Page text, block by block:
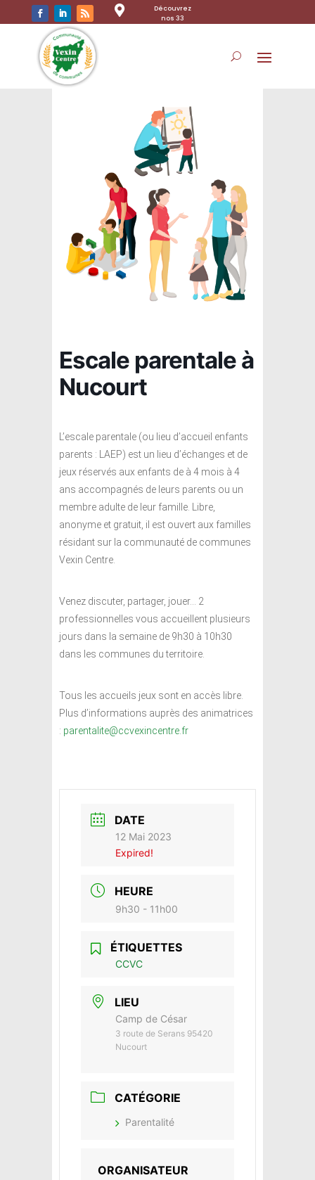

Découvrez
nos 33
Escale parentale à
Nucourt
L’escale parentale (ou lieu d’accueil enfants
parents : LAEP) est un lieu d’échanges et de
jeux réservés aux enfants de à 4 mois à 4
ans accompagnés de leurs parents ou un
membre adulte de leur famille. Libre,
anonyme et gratuit, il est ouvert aux familles
résidant sur la communauté de communes
Vexin Centre.
Venez discuter, partager, jouer… 2
professionnelles vous accueillent plusieurs
jours dans la semaine de 9h30 à 10h30
dans les communes du territoire.
Tous les accueils jeux sont en accès libre.
Plus d’informations auprès des animatrices
: parentalite@ccvexincentre.fr
DATE
12 Mai 2023
Expired!
HEURE
9h30 - 11h00
ÉTIQUETTES
CCVC
LIEU
Camp de César
3 route de Serans 95420
Nucourt
CATÉGORIE
Parentalité
ORGANISATEUR